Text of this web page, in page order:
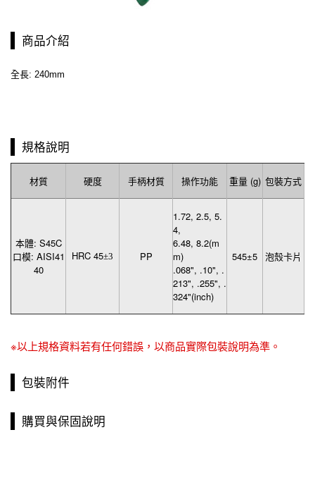
商品介紹
全長: 240mm
規格說明
材質 硬度 手柄材質 操作功能 重量 (g) 包裝方式
本體: S45C
口模: AISI41
40
HRC 45±3 PP
1.72, 2.5, 5.
4,
6.48, 8.2(m
m)
.068", .10", .
213", .255", .
324"(inch)
545±5 泡殼卡片
※以上規格資料若有任何錯誤，以商品實際包裝說明為準。
包裝附件
購買與保固說明